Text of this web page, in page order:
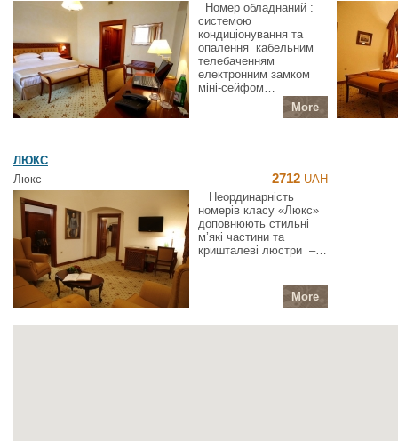
Номер обладнаний :
системою
кондиціонування та
опалення кабельним
телебаченням
електронним замком
міні-сейфом…
More
ЛЮКС
Люкс
2712 UAH
Неординарність
номерів класу «Люкс»
доповнюють стильні
м’які частини та
кришталеві люстри –…
More